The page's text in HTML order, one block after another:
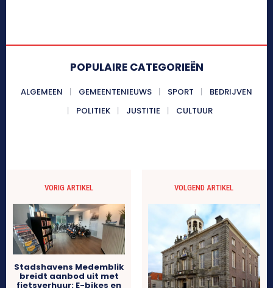
POPULAIRE CATEGORIEËN
ALGEMEEN GEMEENTENIEUWS SPORT
BEDRIJVEN
POLITIEK
JUSTITIE CULTUUR
VORIG ARTIKEL
Stadshavens Medemblik
breidt aanbod uit met
fietsverhuur: E-bikes en
VOLGEND ARTIKEL